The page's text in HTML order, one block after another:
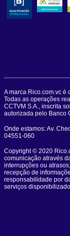
A marca Rico.com.vc é
Todas as operações
CCTVM S.A., inscrita
autorizada pelo Banco
Onde estamos: Av.
04551-060
Copyright © 2020
comunicação através
interrupções ou
recepção de
responsabilidade por
serviços